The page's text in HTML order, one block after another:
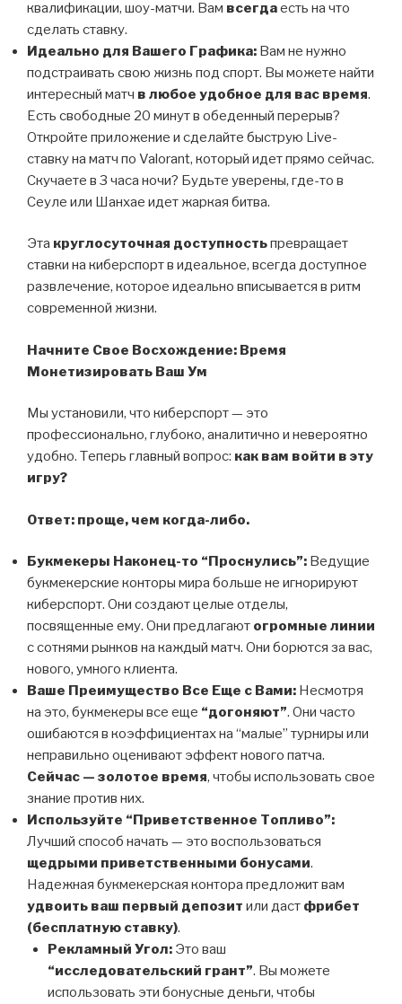
квалификации, шоу-матчи. Вам всегдаесть на что
сделать ставку.
Идеально для Вашего Графика: Вам не нужно
подстраивать свою жизнь под спорт. Вы можете найти
интересный матч в любое удобное для вас время.
Есть свободные 20 минут в обеденный перерыв?
Откройте приложение и сделайте быструю Live-
ставку на матч по Valorant, который идет прямо сейчас.
Скучаете в 3 часа ночи? Будьте уверены, где-то в
Сеуле или Шанхае идет жаркая битва.
Эта круглосуточная доступностьпревращает
ставки на киберспорт в идеальное, всегда доступное
развлечение, которое идеально вписывается в ритм
современной жизни.
Начните Свое Восхождение: Время
Монетизировать Ваш Ум
Мы установили, что киберспорт — это
профессионально, глубоко, аналитично и невероятно
удобно. Теперь главный вопрос: как вам войти в эту
игру?
Ответ: проще, чем когда-либо.
Букмекеры Наконец-то “Проснулись”: Ведущие
букмекерские конторы мира больше не игнорируют
киберспорт. Они создают целые отделы,
посвященные ему. Они предлагают огромные линии
с сотнями рынков на каждый матч. Они борются за вас,
нового, умного клиента.
Ваше Преимущество Все Еще с Вами: Несмотря
на это, букмекеры все еще “догоняют”. Они часто
ошибаются в коэффициентах на “малые” турниры или
неправильно оценивают эффект нового патча.
Сейчас — золотое время, чтобы использовать свое
знание против них.
Используйте “Приветственное Топливо”:
Лучший способ начать — это воспользоваться
щедрыми приветственными бонусами.
Надежная букмекерская контора предложит вам
удвоить ваш первый депозит или даст фрибет
(бесплатную ставку).
Рекламный Угол:Это ваш
“исследовательский грант”. Вы можете
использовать эти бонусные деньги, чтобы